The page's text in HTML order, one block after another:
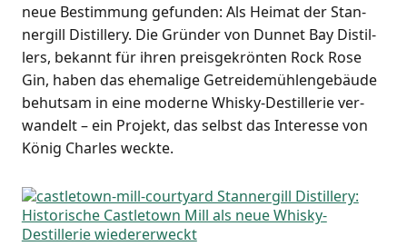
neue Bestim­mung gefun­den: Als Hei­mat der Stan­
ner­gill Distil­lery. Die Grün­der von Dun­net Bay Distil­
lers, bekannt für ihren preis­ge­krön­ten Rock Rose
Gin, haben das ehe­ma­li­ge Getrei­de­müh­len­ge­bäu­de
behut­sam in eine moder­ne Whis­ky-Destil­le­rie ver­
wan­delt – ein Pro­jekt, das selbst das Inter­es­se von
König Charles weckte.